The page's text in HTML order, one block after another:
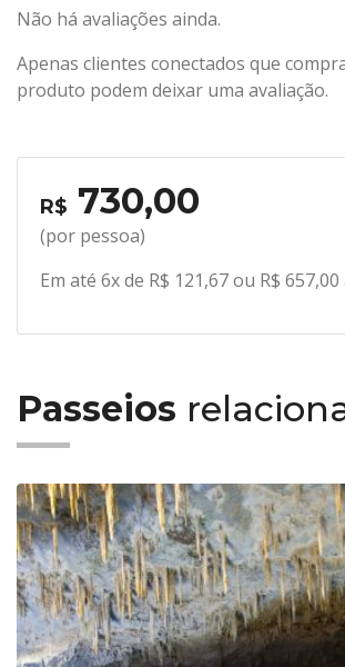
Não há avaliações ainda.
Apenas clientes conectados que
produto podem deixar uma avaliação.
R$ 730,00
(por pessoa)
Em até 6x de R$ 121,67 ou R$
Passeios